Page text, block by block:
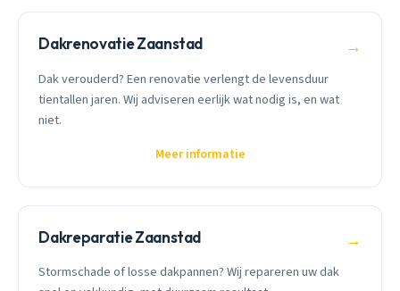
Dakrenovatie Zaanstad →
Dak verouderd? Een renovatie verlengt de levensduur
tientallen jaren. Wij adviseren eerlijk wat nodig is, en wat
niet.
Meer informatie
Dakreparatie Zaanstad →
Stormschade of losse dakpannen? Wij repareren uw dak